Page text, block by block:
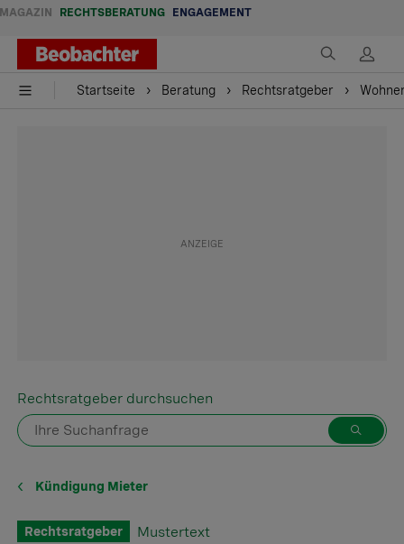
MAGAZIN RECHTSBERATUNG ENGAGEMENT
Startseite Beratung Rechtsratgeber
Rechtsratgeber durchsuchen
Kündigung Mieter
Rechtsratgeber Mustertext